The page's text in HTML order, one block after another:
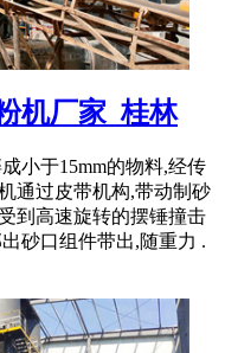
机厂家_桂林
小于15mm的物料,经传
通过皮带机构,带动制砂
到高速旋转的摆锤撞击
砂口组件带出,随重力 .